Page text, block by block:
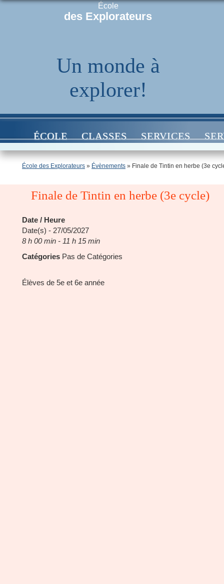
École
des Explorateurs
Un monde à
explorer!
ÉCOLE CLASSES SERVICES
École des Explorateurs » Évènements » Finale de Tintin en herbe (3e
Finale de Tintin en herbe (3e cycle)
Date / Heure
Date(s) - 27/05/2027
8 h 00 min - 11 h 15 min
Catégories Pas de Catégories
Élèves de 5e et 6e année